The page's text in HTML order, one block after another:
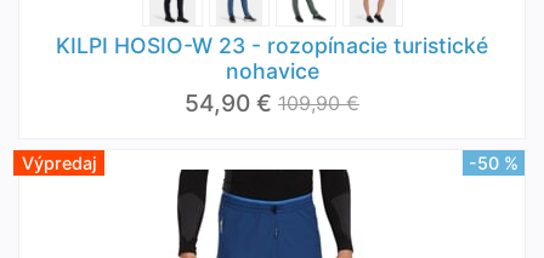
KILPI HOSIO-W 23 - rozopínacie turistické
nohavice
54,90 € 109,90 €
Výpredaj -50 %